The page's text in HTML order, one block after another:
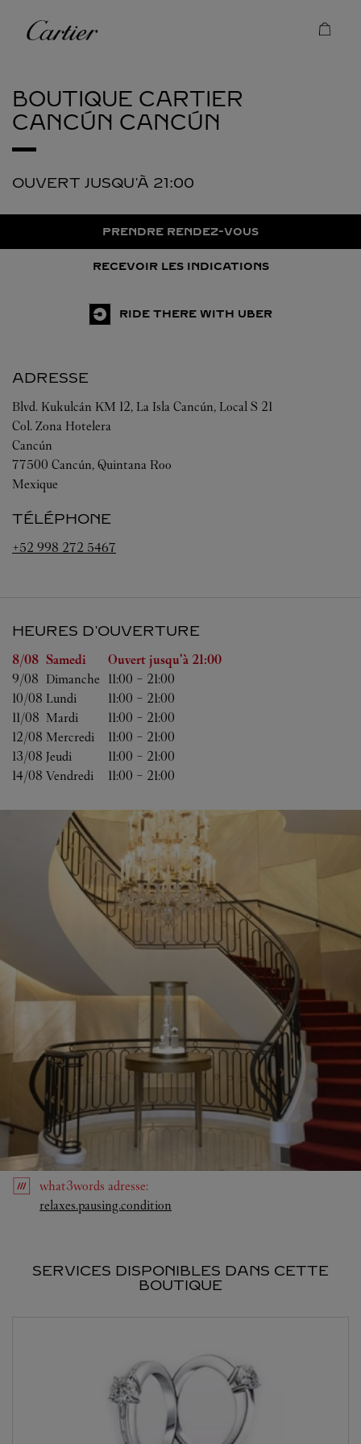
Cartier
BOUTIQUE CARTIER
CANCÚN CANCÚN
OUVERT JUSQU'À 21:00
PRENDRE RENDEZ-VOUS
RECEVOIR LES INDICATIONS
RIDE THERE WITH UBER
ADRESSE
Blvd. Kukulcán KM 12, La Isla Cancún, Local S 21
Col. Zona Hotelera
Cancún
77500 Cancún, Quintana Roo
Mexique
TÉLÉPHONE
+52 998 272 5467
HEURES D'OUVERTURE
Jour de la semaine Heures d'ouverture
8/08 Samedi Ouvert jusqu'à 21:00
9/08 Dimanche 11:00 - 21:00
10/08 Lundi 11:00 - 21:00
11/08 Mardi 11:00 - 21:00
12/08 Mercredi 11:00 - 21:00
13/08 Jeudi 11:00 - 21:00
14/08 Vendredi 11:00 - 21:00
what3words adresse:
relaxes.pausing.condition
SERVICES DISPONIBLES DANS CETTE
BOUTIQUE